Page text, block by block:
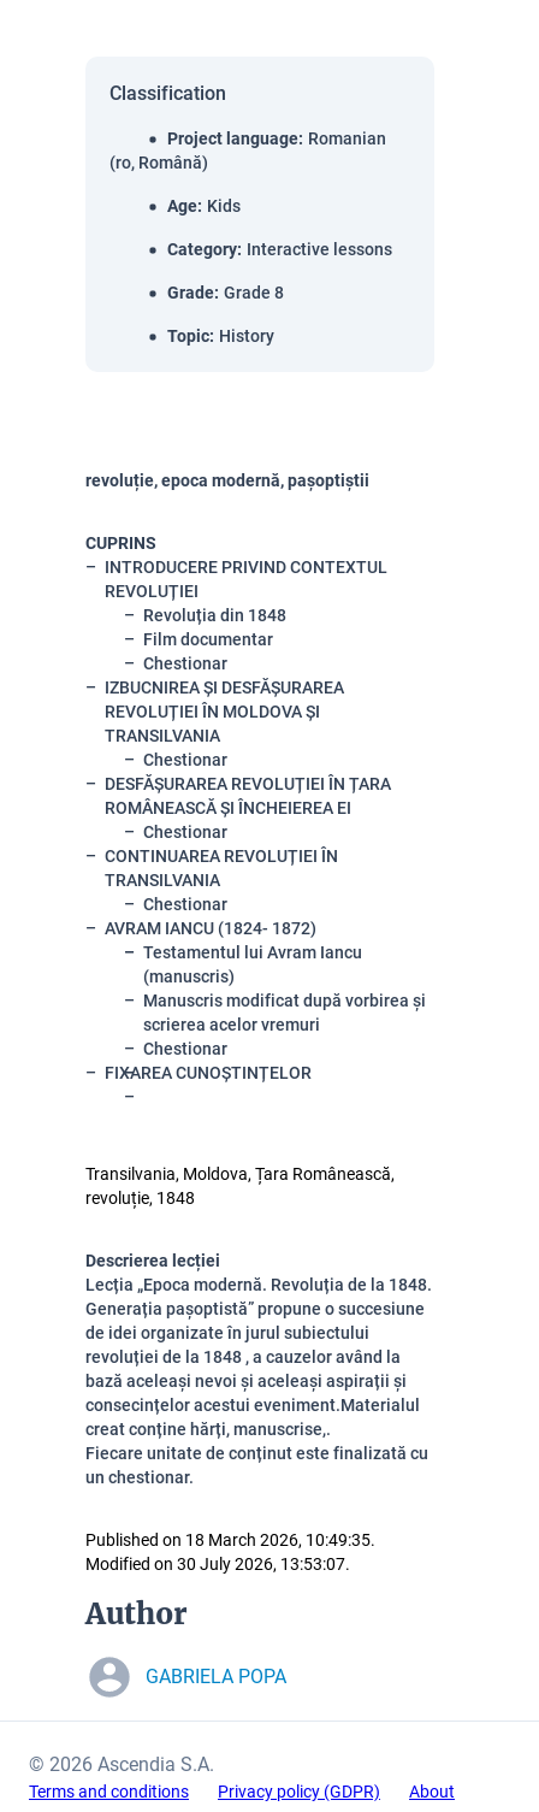
Classification
Project language: Romanian
(ro, Română)
Age: Kids
Category: Interactive lessons
Grade: Grade 8
Topic: History
revoluție, epoca modernă, pașoptiștii
CUPRINS
INTRODUCERE PRIVIND CONTEXTUL
REVOLUȚIEI
Revoluția din 1848
Film documentar
Chestionar
IZBUCNIREA ȘI DESFĂȘURAREA
REVOLUȚIEI ÎN MOLDOVA ȘI
TRANSILVANIA
Chestionar
DESFĂȘURAREA REVOLUȚIEI ÎN ȚARA
ROMÂNEASCĂ ȘI ÎNCHEIEREA EI
Chestionar
CONTINUAREA REVOLUȚIEI ÎN
TRANSILVANIA
Chestionar
AVRAM IANCU (1824- 1872)
Testamentul lui Avram Iancu
(manuscris)
Manuscris modificat după vorbirea și
scrierea acelor vremuri
Chestionar
FIXAREA CUNOȘTINȚELOR
Transilvania, Moldova, Țara Românească,
revoluție, 1848
Descrierea lecției
Lecția „Epoca modernă. Revoluția de la 1848.
Generația pașoptistă” propune o succesiune
de idei organizate în jurul subiectului
revoluției de la 1848 , a cauzelor având la
bază aceleași nevoi și aceleași aspirații și
consecințeloracestui eveniment.Materialul
creat conține hărți, manuscrise,.
Fiecare unitate de conținut este finalizată cu
un chestionar.
Published on 18 March 2026, 10:49:35.
Modified on 30 July 2026, 13:53:07.
Author
GABRIELA POPA
© 2026 Ascendia S.A.
Terms and conditions Privacy policy (GDPR) About